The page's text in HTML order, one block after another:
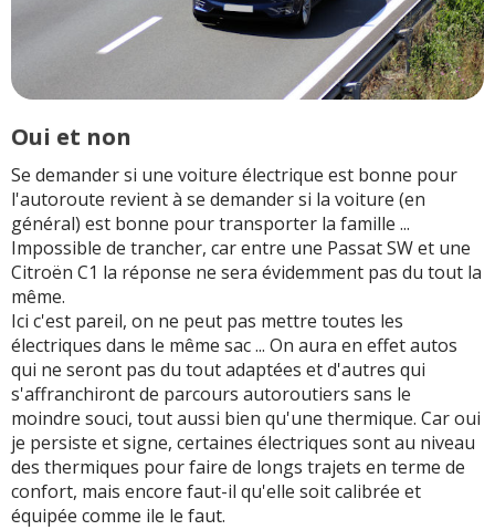
Oui et non
Se demander si une voiture électrique est bonne pour
l'autoroute revient à se demander si la voiture (en
général) est bonne pour transporter la famille ...
Impossible de trancher, car entre une Passat SW et une
Citroën C1 la réponse ne sera évidemment pas du tout la
même.
Ici c'est pareil, on ne peut pas mettre toutes les
électriques dans le même sac ... On aura en effet autos
qui ne seront pas du tout adaptées et d'autres qui
s'affranchiront de parcours autoroutiers sans le
moindre souci, tout aussi bien qu'une thermique. Car oui
je persiste et signe, certaines électriques sont au niveau
des thermiques pour faire de longs trajets en terme de
confort, mais encore faut-il qu'elle soit calibrée et
équipée comme ile le faut.